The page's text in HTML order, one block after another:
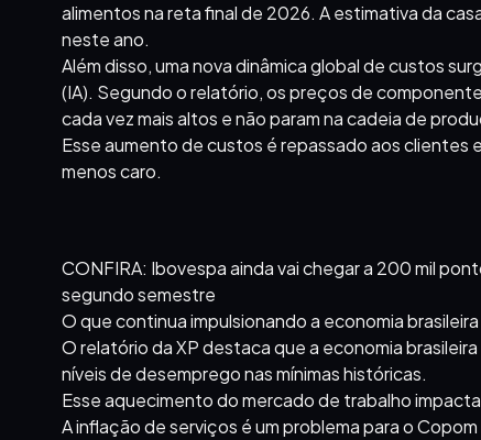
alimentos na reta final de 2026. A estimativa da
neste ano.
Além disso, uma nova dinâmica global de custos
(IA). Segundo o relatório, os preços de
cada vez mais altos e não param na cadeia de
Esse aumento de custos é repassado aos clientes
menos caro.
CONFIRA: Ibovespa ainda vai chegar a 200 mil
segundo semestre
O que continua impulsionando a economia brasileira
O relatório da XP destaca que a economia
níveis de desemprego nas mínimas históricas.
Esse aquecimento do mercado de trabalho
A inflação de serviços é um problema para o